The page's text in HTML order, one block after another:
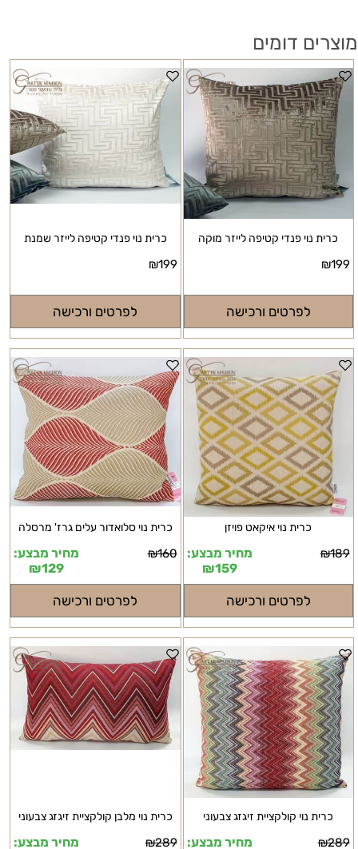
מוצרים דומים
כרית נוי פנדי קטיפה לייזר מוקה
₪199
לפרטים ורכישה
כרית נוי פנדי קטיפה לייזר שמנת
₪199
לפרטים ורכישה
כרית נוי איקאט פויזן
₪189
מחיר מבצע:
₪159
לפרטים ורכישה
כרית נוי סלואדור עלים גרז' מרסלה
₪160
מחיר מבצע:
₪129
לפרטים ורכישה
כרית נוי קולקציית זיגזג צבעוני
₪289 מחיר מבצע:
כרית נוי מלבן קולקציית זיגזג צבעוני
₪289 מחיר מבצע: